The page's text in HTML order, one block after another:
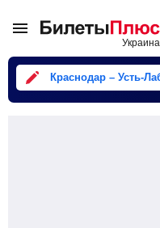
Краснодар – Усть-